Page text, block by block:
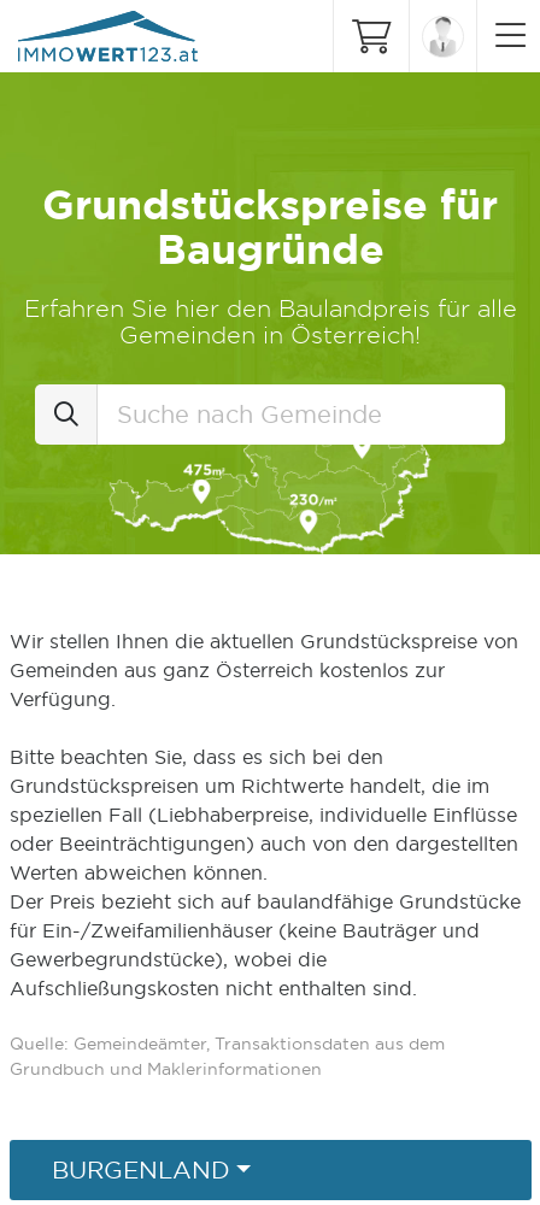
Grundstückspreise für
Baugründe
Erfahren Sie hier den Baulandpreis für alle
Gemeinden in Österreich!
Wir stellen Ihnen die aktuellen Grundstückspreise von
Gemeinden aus ganz Österreich kostenlos zur
Verfügung.
Bitte beachten Sie, dass es sich bei den
Grundstückspreisen um Richtwerte handelt, die im
speziellen Fall (Liebhaberpreise, individuelle Einflüsse
oder Beeinträchtigungen) auch von den dargestellten
Werten abweichen können.
Der Preis bezieht sich auf baulandfähige Grundstücke
für Ein-/Zweifamilienhäuser (keine Bauträger und
Gewerbegrundstücke), wobei die
Aufschließungskosten nicht enthalten sind.
Quelle: Gemeindeämter, Transaktionsdaten aus dem
Grundbuch und Maklerinformationen
BURGENLAND